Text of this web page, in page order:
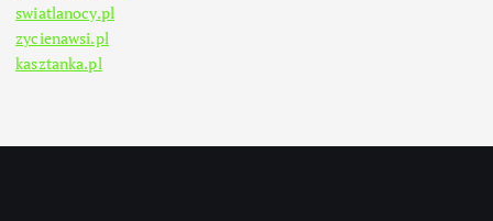
swiatlanocy.pl
zycienawsi.pl
kasztanka.pl